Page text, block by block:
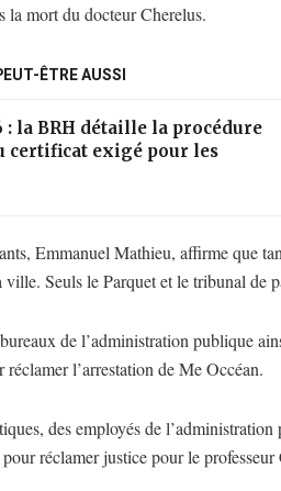
la mort du docteur Cherelus.
ÊTRE AUSSI
: la BRH détaille la procédure
certificat exigé pour les
Emmanuel Mathieu, affirme que
ville. Seuls le Parquet et le tribunal de
de l’administration publique
réclamer l’arrestation de Me Occéan.
des employés de
réclamer justice pour le